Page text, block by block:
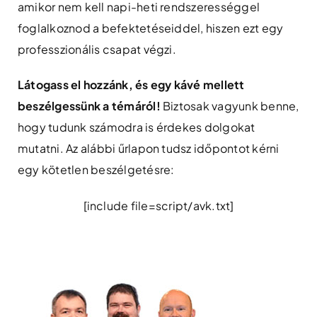
amikor nem kell napi-heti rendszerességgel
foglalkoznod a befektetéseiddel, hiszen ezt egy
professzionális csapat végzi.
Látogass el hozzánk, és egy kávé mellett
beszélgessünk a témáról! Biztosak vagyunk benne,
hogy tudunk számodra is érdekes dolgokat
mutatni. Az alábbi űrlapon tudsz időpontot kérni
egy kötetlen beszélgetésre:
[include file=script/avk.txt]